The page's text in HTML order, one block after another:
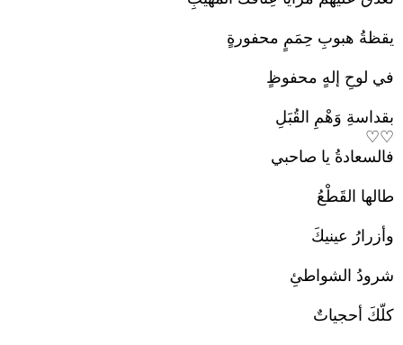
يقظةُ هبوبِ حِمَمٍ محفورةٍ
في لوحِ إلهٍ محفوظٍ
بقداسةِ وَهْمِ القُبَلِ
♡♡
فالسعادةُ يا صاحبي
طالها القَطْعُ
وأزرارُ عينيكَ
شرودُ الشواطئِ
كلّكَ أحجياتٌ